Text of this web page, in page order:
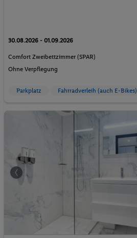
30.08.2026 - 01.09.2026
Comfort Zweibettzimmer (SPAR)
Ohne Verpflegung
Parkplatz Fahrradverleih (auch E-Bikes)